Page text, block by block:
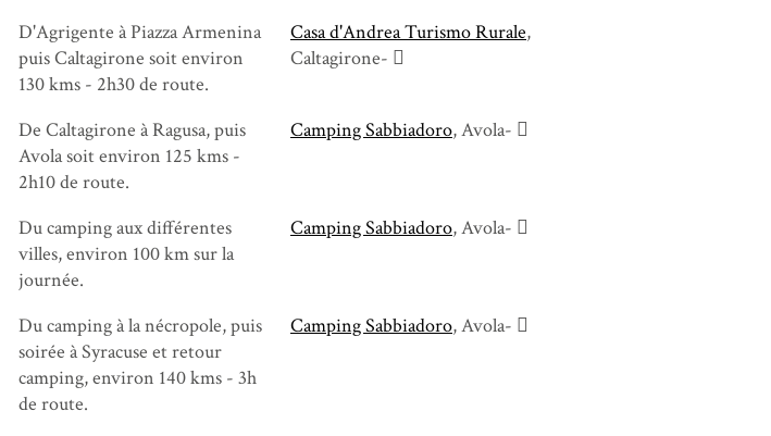
D'Agrigente à Piazza Armenina
puis Caltagirone soit environ
130 kms - 2h30 de route.
Casa d'Andrea Turismo Rurale,
Caltagirone-
De Caltagirone à Ragusa, puis
Avola soit environ 125 kms -
2h10 de route.
Camping Sabbiadoro, Avola-
Du camping aux différentes
villes, environ 100 km sur la
journée.
Camping Sabbiadoro, Avola-
Du camping à la nécropole, puis
soirée à Syracuse et retour
camping, environ 140 kms - 3h
de route.
Camping Sabbiadoro, Avola-